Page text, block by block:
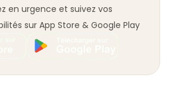
en urgence et suivez vos
sur App Store & Google Play